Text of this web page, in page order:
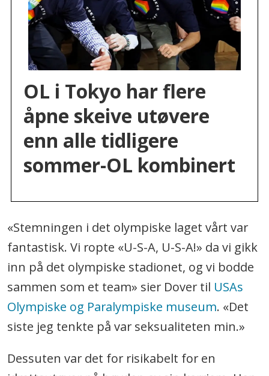
OL i Tokyo har flere
åpne skeive utøvere
enn alle tidligere
sommer-OL kombinert
«Stemningen i det olympiske laget vårt var
fantastisk. Vi ropte «U-S-A, U-S-A!» da vi gikk
inn på det olympiske stadionet, og vi bodde
sammen som et team» sier Dover til USAs
Olympiske og Paralympiske museum. «Det
siste jeg tenkte på var seksualiteten min.»
Dessuten var det for risikabelt for en